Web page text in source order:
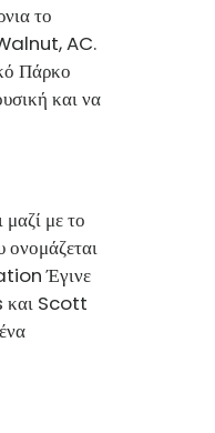
το
AC.
Πάρκο
και να
με το
Έγινε
και Scott